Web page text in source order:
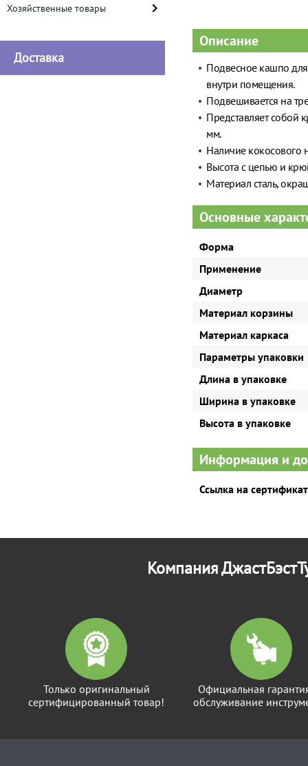
Хозяйственные товары
Доставка
Описание
Подвесное кашпо
внутри помещения.
Подвешивается на
Представляет собой
мм.
Наличие кокосового
Высота с цепью и
Материал сталь,
Основные
Форма
Применение
Диаметр
Материал корзины
Материал каркаса
Параметры упаковки
Длина в упаковке
Ширина в упаковке
Высота в упаковке
Информация и
Ссылка на сертификат
Компания
Только оригинальный
сертифицированный товар!
Официальная
обслуживание